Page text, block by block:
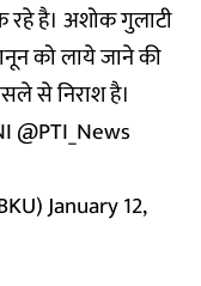
रहे है। अशोक गुलाटी
को लाये जाने की
से निराश है।
@PTI_News
January 12,